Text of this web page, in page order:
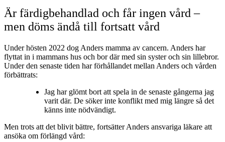
Är färdigbehandlad och får ingen vård –
men döms ändå till fortsatt vård
Under hösten 2022 dog Anders mamma av cancern. Anders har
flyttat in i mammans hus och bor där med sin syster och sin lillebror.
Under den senaste tiden har förhållandet mellan Anders och vården
förbättrats:
Jag har glömt bort att spela in de senaste gångerna jag
varit där. De söker inte konflikt med mig längre så det
känns inte nödvändigt.
Men trots att det blivit bättre, fortsätter Anders ansvariga läkare att
ansöka om förlängd vård: